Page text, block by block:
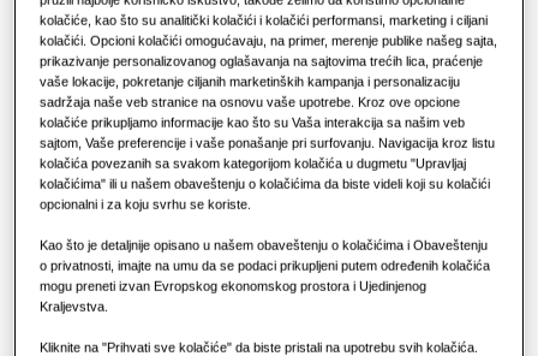
Rješenja za klimatizaciju
Kontrole
Prednosti toplotne pumpe
Šta je klima uređaj i kako radi?
KOMERCIJALNA RJEŠENJA
Hoteli
Maloprodaja
KAPACITET : 3.6KW
AM036KNLDEH/EU
kolačiće, kao što su analitički kolačići i kolačići performansi, marketing i ciljani
kolačići. Opcioni kolačići omogućavaju, na primer, merenje publike našeg sajta,
prikazivanje personalizovanog oglašavanja na sajtovima trećih lica, praćenje
vaše lokacije, pokretanje ciljanih marketinških kampanja i personalizaciju
sadržaja naše veb stranice na osnovu vaše upotrebe. Kroz ove opcione
kolačiće prikupljamo informacije kao što su Vaša interakcija sa našim veb
sajtom, Vaše preferencije i vaše ponašanje pri surfovanju. Navigacija kroz listu
kolačića povezanih sa svakom kategorijom kolačića u dugmetu "Upravljaj
kolačićima" ili u našem obaveštenju o kolačićima da biste videli koji su kolačići
opcionalni i za koju svrhu se koriste.
Kao što je detaljnije opisano u našem obaveštenju o kolačićima i Obaveštenju
o privatnosti, imajte na umu da se podaci prikupljeni putem određenih kolačića
mogu preneti izvan Evropskog ekonomskog prostora i Ujedinjenog
Kraljevstva.
Kliknite na "Prihvati sve kolačiće" da biste pristali na upotrebu svih kolačića.